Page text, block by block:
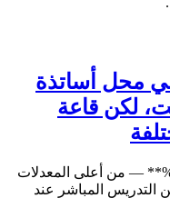
محل أساتذة
لكن قاعة
الرياضيات يواجهون تعرضاً **61%** — من أعلى المعدلات
أتمتة، لكن التدريس المباشر عند